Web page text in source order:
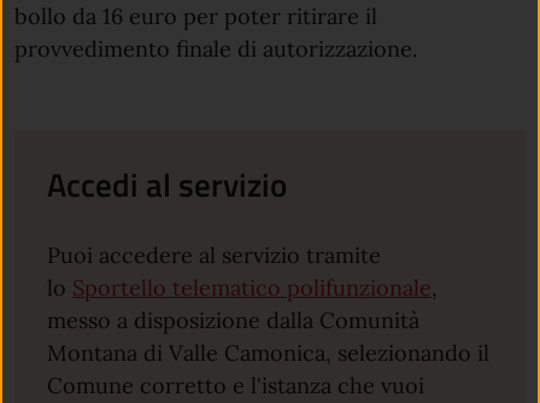
bollo da 16 euro per poter ritirare il
provvedimento finale di autorizzazione.
Accedi al servizio
Puoi accedere al servizio tramite
lo Sportello telematico polifunzionale,
messo a disposizione dalla Comunità
Montana di Valle Camonica, selezionando il
Comune corretto e l'istanza che vuoi